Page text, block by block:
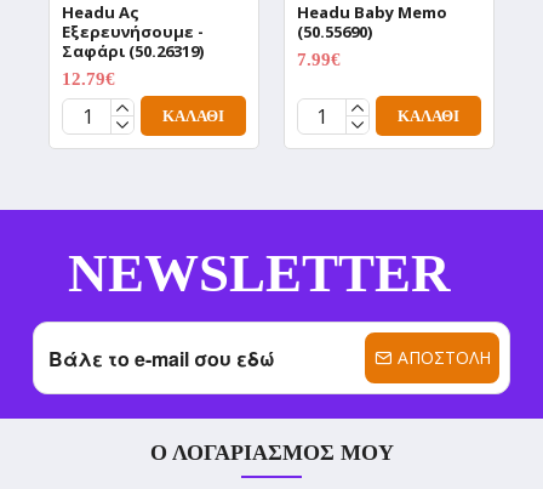
Headu Aς
Εξερευνήσουμε -
Σαφάρι (50.26319)
12.79€
ΚΑΛΆΘΙ
Headu Baby Memo
(50.55690)
7.99€
ΚΑΛΆΘΙ
NEWSLETTER
ΑΠΟΣΤΟΛΉ
Ο ΛΟΓΑΡΙΑΣΜΌΣ ΜΟΥ